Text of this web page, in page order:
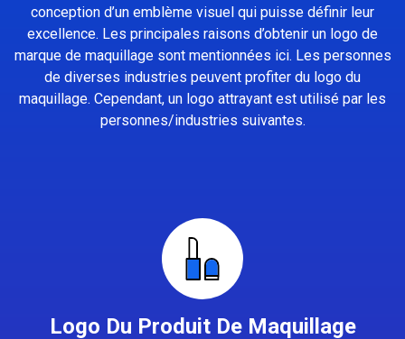
conception d’un emblème visuel qui puisse définir leur
excellence. Les principales raisons d’obtenir un logo de
marque de maquillage sont mentionnées ici. Les personnes
de diverses industries peuvent profiter du logo du
maquillage. Cependant, un logo attrayant est utilisé par les
personnes/industries suivantes.
Logo Du Produit De Maquillage